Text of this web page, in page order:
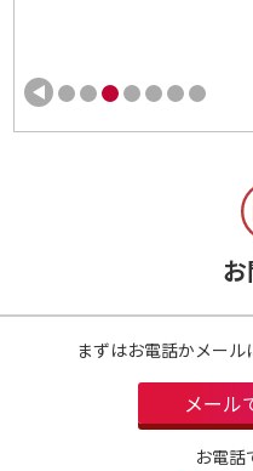
まずはお電話かメー
メール
お電話